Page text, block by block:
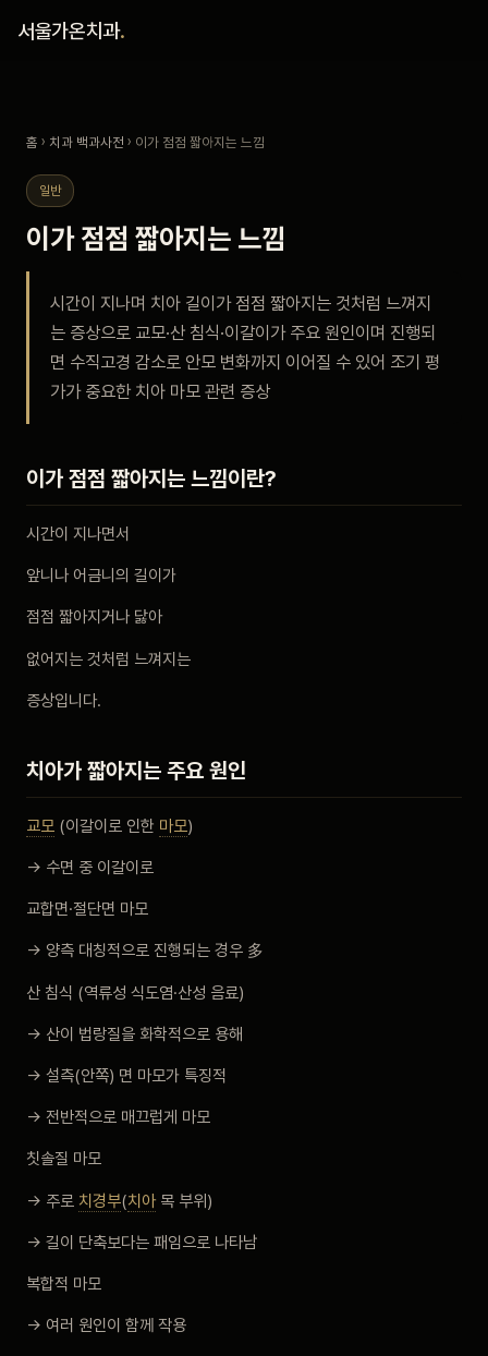
서울가온치과.
진료 안내
안내
예약 안내
공지사항
자주 묻는 질문
회원가입 / 로그인
홈 › 치과 백과사전 › 이가 점점 짧아지는 느낌
일반
이가 점점 짧아지는 느낌
시간이 지나며 치아 길이가 점점 짧아지는 것처럼 느껴지
는 증상으로 교모·산 침식·이갈이가 주요 원인이며 진행되
면 수직고경 감소로 안모 변화까지 이어질 수 있어 조기 평
가가 중요한 치아 마모 관련 증상
이가 점점 짧아지는 느낌이란?
시간이 지나면서
앞니나 어금니의 길이가
점점 짧아지거나 닳아
없어지는 것처럼 느껴지는
증상입니다.
치아가 짧아지는 주요 원인
교모 (이갈이로 인한 마모)
→ 수면 중 이갈이로
교합면·절단면 마모
→ 양측 대칭적으로 진행되는 경우 多
산 침식 (역류성 식도염·산성 음료)
→ 산이 법랑질을 화학적으로 용해
→ 설측(안쪽) 면 마모가 특징적
→ 전반적으로 매끄럽게 마모
칫솔질 마모
→ 주로 치경부(치아목 부위)
→ 길이 단축보다는 패임으로 나타남
복합적 마모
→ 여러 원인이 함께 작용